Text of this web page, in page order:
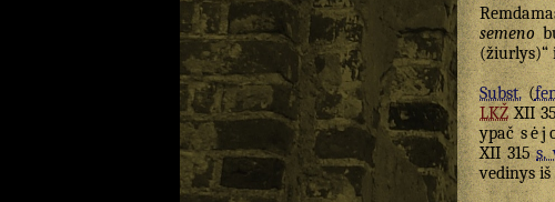
semeno
(žiurlys)“
Subst.(
LKŽXII
ypač
XII 315s.
vedinys iš